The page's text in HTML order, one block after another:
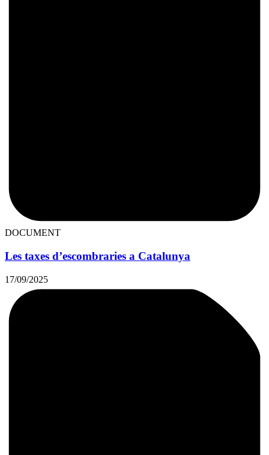
DOCUMENT
Les taxes d’escombraries a Catalunya
17/09/2025